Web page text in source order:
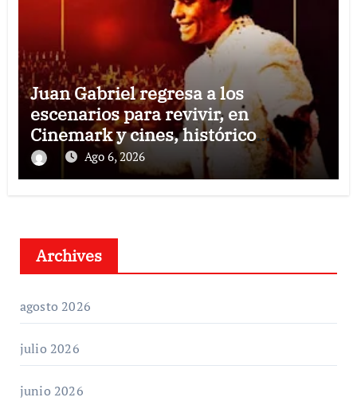
Juan Gabriel regresa a los
escenarios para revivir, en
Cinemark y cines, histórico
concierto en Palacio de Bellas Artes
Ago 6, 2026
Archives
agosto 2026
julio 2026
junio 2026